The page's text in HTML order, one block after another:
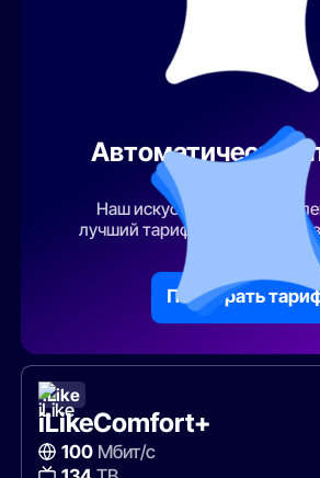
Автоматический
Наш искусственный
лучший тарифный план по
Подобрать
iLike
iLikeComfort+
100Мбит/с